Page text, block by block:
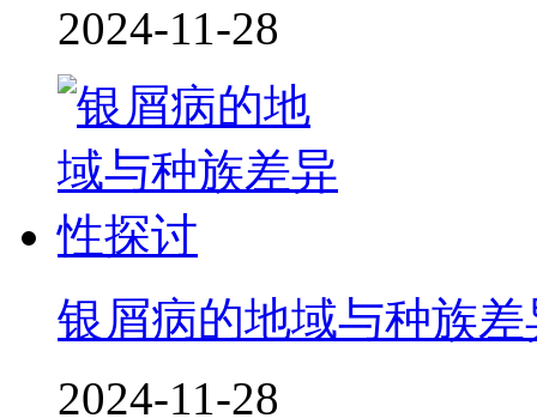
2024-11-28
银屑病的地域与种族
2024-11-28